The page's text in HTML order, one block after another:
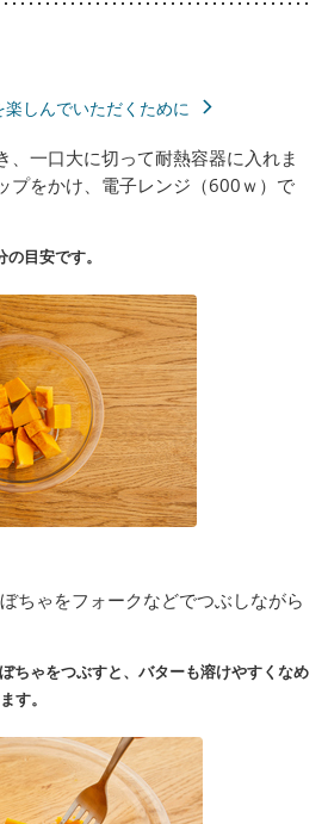
しんでいただくために
、一口大に切って耐熱容器に入れま
プをかけ、電子レンジ（600ｗ）で
目安です。
ちゃをフォークなどでつぶしながら
ちゃをつぶすと、バターも溶けやすくなめ
す。